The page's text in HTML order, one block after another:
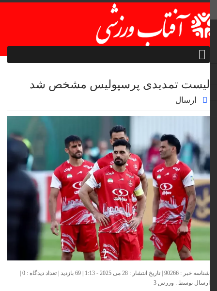
لیست تمدیدی پرسپولیس مشخص شد
ارسال
شناسه خبر : 90266 | تاریخ انتشار : 28 می 2025 - 1:13 | 69 بازدید | تعداد دیدگاه : 0
|
ارسال توسط :ورزش 3